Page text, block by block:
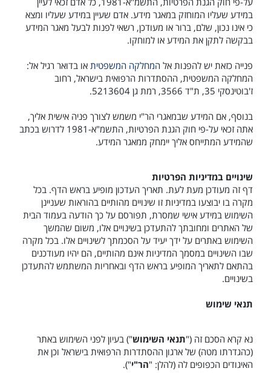
במידע שעליו המוחזק במאגר מידע. אדם שעיין במידע שעליו ומצא
כי אינו נכון, שלם, ברור או מעודכן, רשאי לפנות לבעל מאגר המידע
בבקשה לתקן את המידע או למוחקו.
פנייה כזאת יש להפנות אל המחלקה המשפטית או בדואר רגיל אל:
המחלקה המשפטית, ההסתדרות הרפואית בישראל, רחוב
ז'בוטינסקי 35, ת"ד 3566, רמת גן 5213604.
בנוסף, אם המידע שבמאגרי הר"י משמש לצורך פניה אישית אליך,
אתה זכאי על-פי חוק הגנת הפרטיות, התשמ"א-1981 לדרוש בכתב
שהמידע המתייחס אליך יימחק ממאגר המידע.
שינויים במדיניות הפרטיות
דף זה מעודכן מעת לעת. תאריך העדכון מופיע בראש הדף. בכל
מקרה בו יבוצעו במדיניות זו שינויים מהותיים בהוראות שעניינן
השימוש במידע אישי שמסרת, תפורסם על כך הודעה בעמוד הבית
של האתרים ומחובתך להתעדכן בשינויים אלו, משום שהמשך
השימוש באתרים על ידך יעיד על הסכמתך לשינויים אלו. בכל מקרה
שבו השינויים במסמך המדיניות אינם מהותיים, הם יהיו מעודכנים
בהתאם לתאריך המופיע בראש הדף ובאחריות המשתמש להתעדכן
בשינויים.
תנאי שימוש
נא קרא הסכם זה ("תנאי השימוש") בעיון לפני השימוש באתר
(כהגדרתו מטה) של ארגון ההסתדרות הרפואית בישראל וכן את
האיגודים הכפופים לה (להלן: "הר"י").